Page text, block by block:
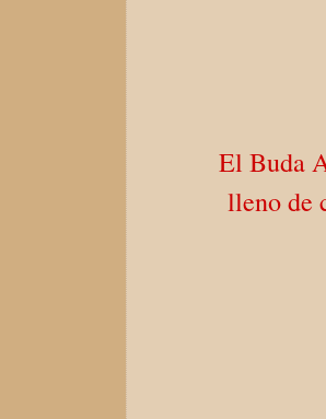
El Buda
lleno de